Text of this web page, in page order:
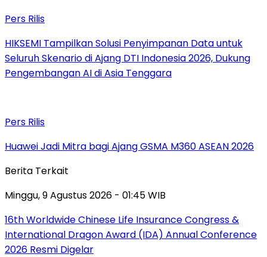
Pers Rilis
HIKSEMI Tampilkan Solusi Penyimpanan Data untuk
Seluruh Skenario di Ajang DTI Indonesia 2026, Dukung
Pengembangan AI di Asia Tenggara
Pers Rilis
Huawei Jadi Mitra bagi Ajang GSMA M360 ASEAN 2026
Berita Terkait
Minggu, 9 Agustus 2026 - 01:45 WIB
16th Worldwide Chinese Life Insurance Congress &
International Dragon Award (IDA) Annual Conference
2026 Resmi Digelar